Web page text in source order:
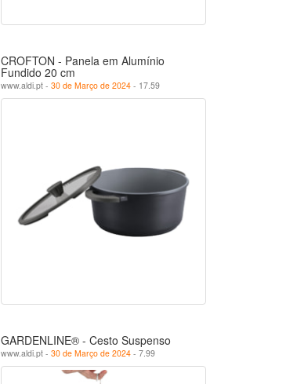
CROFTON - Panela em Alumínio
Fundido 20 cm
www.aldi.pt - 30 de Março de 2024- 17.59
GARDENLINE® - Cesto Suspenso
www.aldi.pt - 30 de Março de 2024- 7.99